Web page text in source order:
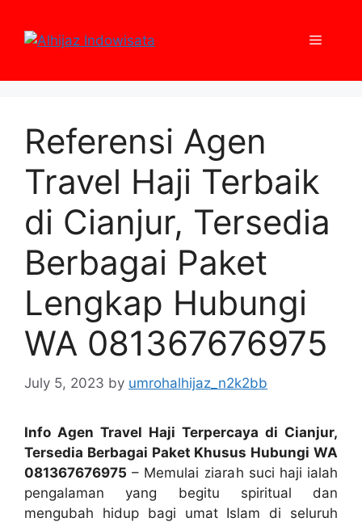
content
Menu
Referensi Agen
Travel Haji Terbaik
di Cianjur, Tersedia
Berbagai Paket
Lengkap Hubungi
WA 081367676975
July 5, 2023 by umrohalhijaz_n2k2bb
Info Agen Travel Haji Terpercaya di Cianjur,
Tersedia Berbagai Paket Khusus Hubungi WA
081367676975 – Memulai ziarah suci haji ialah
pengalaman yang begitu spiritual dan
mengubah hidup bagi umat Islam di seluruh